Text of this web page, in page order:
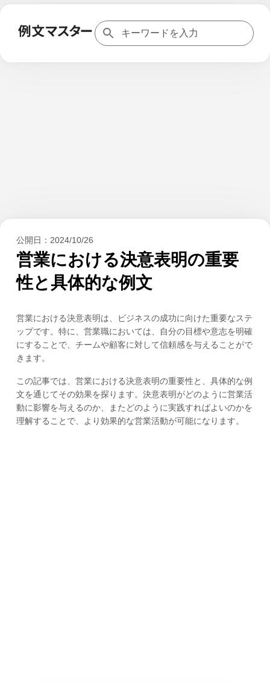
公開日： 2024/10/26
営業における決意表明の重要
性と具体的な例文
営業における決意表明は、ビジネスの成功に向けた重要なステ
ップです。特に、営業職においては、自分の目標や意志を明確
にすることで、チームや顧客に対して信頼感を与えることがで
きます。
この記事では、営業における決意表明の重要性と、具体的な例
文を通じてその効果を探ります。決意表明がどのように営業活
動に影響を与えるのか、またどのように実践すればよいのかを
理解することで、より効果的な営業活動が可能になります。